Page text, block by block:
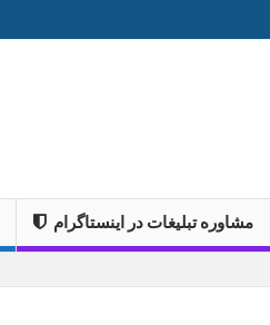
مشاوره تبلیغات در اینستاگرام